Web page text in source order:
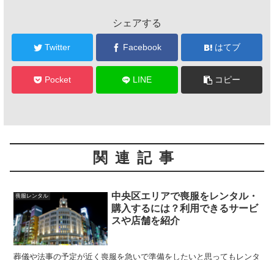
シェアする
Twitter Facebook はてブ
Pocket LINE コピー
関連記事
喪服レンタル
中央区エリアで喪服をレンタル・
購入するには？利用できるサービ
スや店舗を紹介
葬儀や法事の予定が近く喪服を急いで準備をしたいと思ってもレンタ